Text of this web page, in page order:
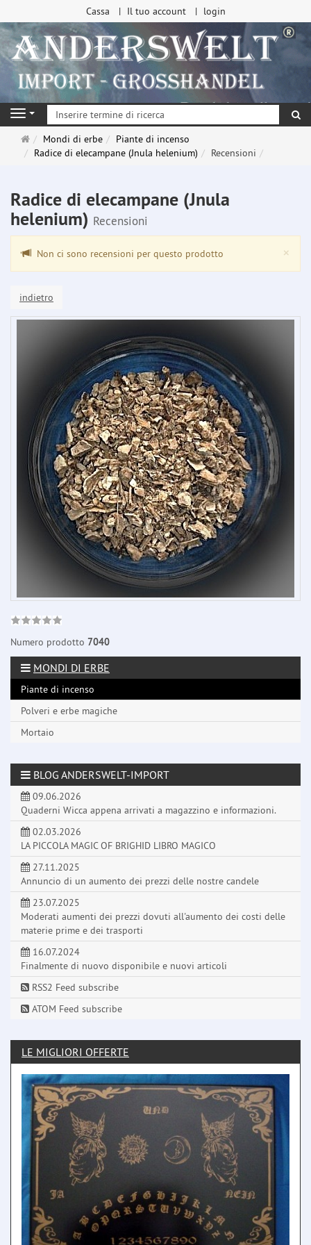
Cassa Il tuo account login
Navigation
Pagina
principale
Mondi di erbe
Piante di incenso
Radice di elecampane (Jnula helenium)
Recensioni
Radice di elecampane (Jnula
helenium) Recensioni
×
Non ci sono recensioni per questo prodotto
indietro
Numero prodotto 7040
MONDI DI ERBE
Piante di incenso
Polveri e erbe magiche
Mortaio
BLOG ANDERSWELT-IMPORT
09.06.2026
Quaderni Wicca appena arrivati a magazzino e informazioni.
02.03.2026
LA PICCOLA MAGIC OF BRIGHID LIBRO MAGICO
27.11.2025
Annuncio di un aumento dei prezzi delle nostre candele
23.07.2025
Moderati aumenti dei prezzi dovuti all'aumento dei costi delle
materie prime e dei trasporti
16.07.2024
Finalmente di nuovo disponibile e nuovi articoli
RSS2 Feed subscribe
ATOM Feed subscribe
LE MIGLIORI OFFERTE